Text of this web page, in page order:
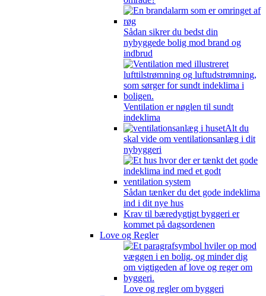
Sådan sikrer du bedst din
nybyggede bolig mod brand og
indbrud
Ventilation er nøglen til sundt
indeklima
Alt du
skal vide om ventilationsanlæg i dit
nybyggeri
Sådan tænker du det gode indeklima
ind i dit nye hus
Krav til bæredygtigt byggeri er
kommet på dagsordenen
Love og Regler
Love og regler om byggeri